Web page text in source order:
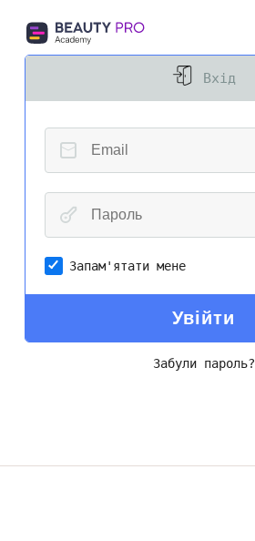
Вхід
Запам'ятати мене
Увійти
Забули пароль?